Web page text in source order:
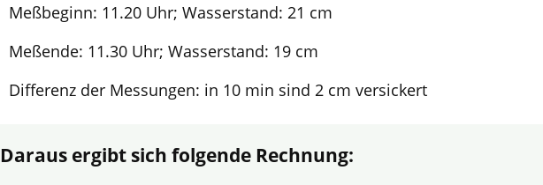
Meßbeginn: 11.20 Uhr; Wasserstand: 21 cm
Meßende: 11.30 Uhr; Wasserstand: 19 cm
Differenz der Messungen: in 10 min sind 2 cm versickert
Daraus ergibt sich folgende Rechnung: